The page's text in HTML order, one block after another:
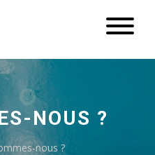
NOUS ?
nous ?